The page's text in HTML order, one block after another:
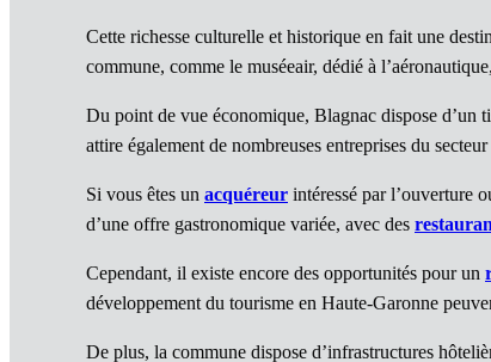
Cette richesse culturelle et historique en fait une
commune, comme le muséeair, dédié à
Du point de vue économique, Blagnac dispose d’un
attire également de nombreuses entreprises du
Si vous êtes un acquéreur intéressé par l’ouverture
d’une offre gastronomique variée, avec des
Cependant, il existe encore des opportunités pour un
développement du tourisme en Haute-Garonne
De plus, la commune dispose d’infrastructures